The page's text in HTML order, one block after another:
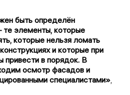
быть определён
элементы, которые
которые нельзя ломать
и которые при
привести в порядок. В
осмотр фасадов и
специалистами»